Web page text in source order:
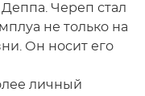
Череп стал
не только на
Он носит его
личный